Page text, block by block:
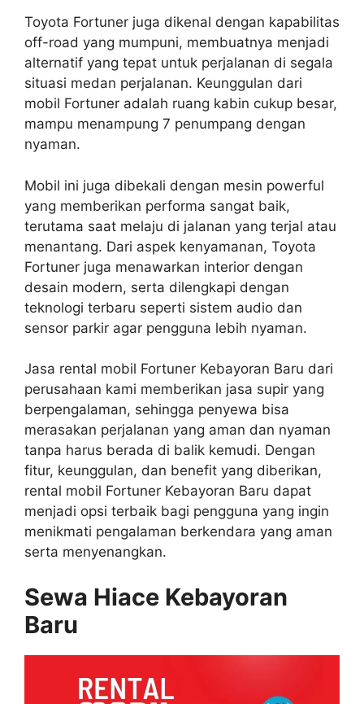
Toyota Fortuner juga dikenal dengan kapabilitas
off-road yang mumpuni, membuatnya menjadi
alternatif yang tepat untuk perjalanan di segala
situasi medan perjalanan. Keunggulan dari
mobil Fortuner adalah ruang kabin cukup besar,
mampu menampung 7 penumpang dengan
nyaman.
Mobil ini juga dibekali dengan mesin powerful
yang memberikan performa sangat baik,
terutama saat melaju di jalanan yang terjal atau
menantang. Dari aspek kenyamanan, Toyota
Fortuner juga menawarkan interior dengan
desain modern, serta dilengkapi dengan
teknologi terbaru seperti sistem audio dan
sensor parkir agar pengguna lebih nyaman.
Jasa rental mobil Fortuner Kebayoran Baru dari
perusahaan kami memberikan jasa supir yang
berpengalaman, sehingga penyewa bisa
merasakan perjalanan yang aman dan nyaman
tanpa harus berada di balik kemudi. Dengan
fitur, keunggulan, dan benefit yang diberikan,
rental mobil Fortuner Kebayoran Baru dapat
menjadi opsi terbaik bagi pengguna yang ingin
menikmati pengalaman berkendara yang aman
serta menyenangkan.
Sewa Hiace Kebayoran
Baru